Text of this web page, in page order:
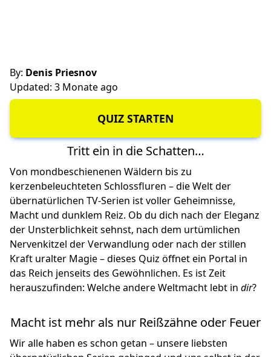
By: Denis Priesnov
Updated: 3 Monate ago
QUIZ STARTEN
Tritt ein in die Schatten…
Von mondbeschienenen Wäldern bis zu
kerzenbeleuchteten Schlossfluren – die Welt der
übernatürlichen TV-Serien ist voller Geheimnisse,
Macht und dunklem Reiz. Ob du dich nach der Eleganz
der Unsterblichkeit sehnst, nach dem urtümlichen
Nervenkitzel der Verwandlung oder nach der stillen
Kraft uralter Magie – dieses Quiz öffnet ein Portal in
das Reich jenseits des Gewöhnlichen. Es ist Zeit
herauszufinden: Welche andere Weltmacht lebt in dir?
Macht ist mehr als nur Reißzähne oder Feuer
Wir alle haben es schon getan – unsere liebsten